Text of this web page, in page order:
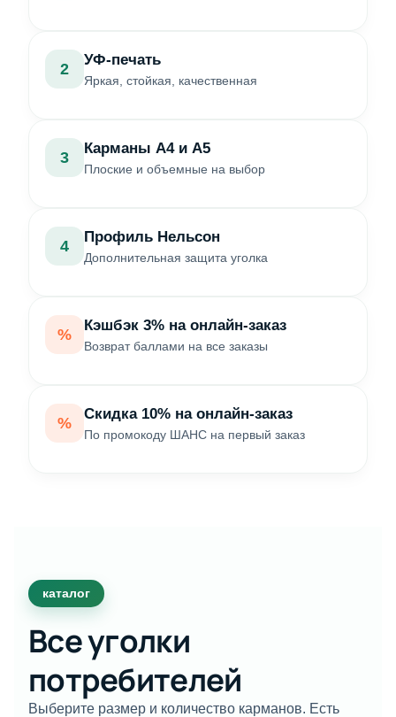
2
УФ-печать
Яркая, стойкая, качественная
3
Карманы А4 и А5
Плоские и объемные на выбор
4
Профиль Нельсон
Дополнительная защита уголка
%
Кэшбэк 3% на онлайн-заказ
Возврат баллами на все заказы
%
Скидка 10% на онлайн-заказ
По промокоду ШАНС на первый заказ
каталог
Все уголки
потребителей
Выберите размер и количество карманов. Есть